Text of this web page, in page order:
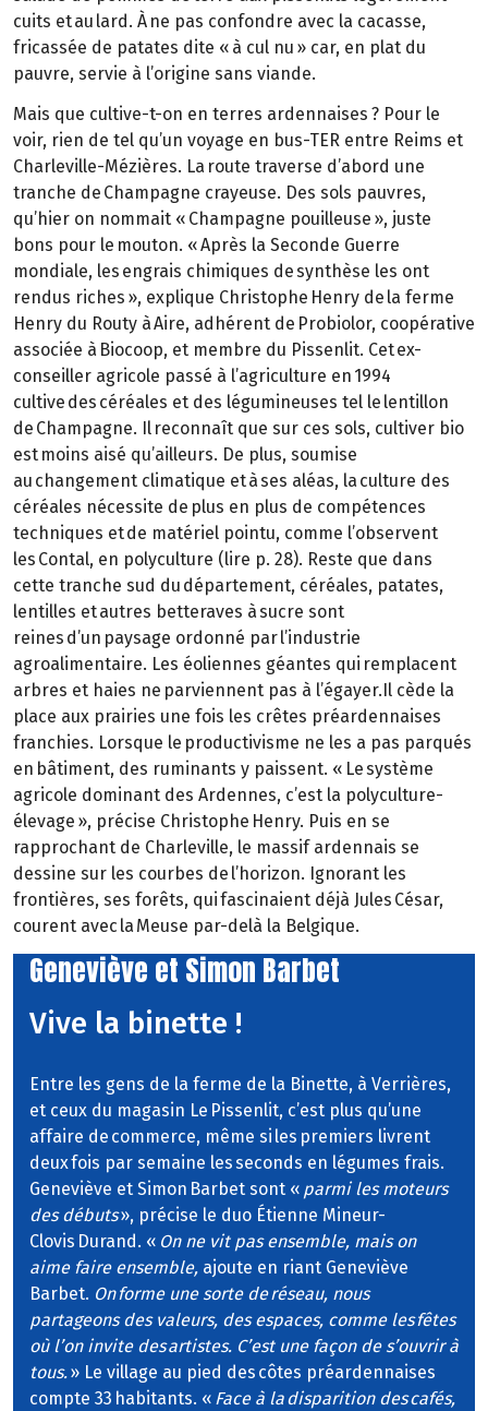
cuits et au lard. À ne pas confondre avec la cacasse,
fricassée de patates dite « à cul nu » car, en plat du
pauvre, servie à l’origine sans viande.
Mais que cultive-t-on en terres ardennaises ? Pour le
voir, rien de tel qu’un voyage en bus-TER entre Reims et
Charleville-Mézières. La route traverse d’abord une
tranche de Champagne crayeuse. Des sols pauvres,
qu’hier on nommait « Champagne pouilleuse », juste
bons pour le mouton. « Après la Seconde Guerre
mondiale, les engrais chimiques de synthèse les ont
rendus riches », explique Christophe Henry de la ferme
Henry du Routy à Aire, adhérent de Probiolor, coopérative
associée à Biocoop, et membre du Pissenlit. Cet ex-
conseiller agricole passé à l’agriculture en 1994
cultive des céréales et des légumineuses tel le lentillon
de Champagne. Il reconnaît que sur ces sols, cultiver bio
est moins aisé qu’ailleurs. De plus, soumise
au changement climatique et à ses aléas, la culture des
céréales nécessite de plus en plus de compétences
techniques et de matériel pointu, comme l’observent
les Contal, en polyculture (lire p. 28). Reste que dans
cette tranche sud du département, céréales, patates,
lentilles et autres betteraves à sucre sont
reines d’un paysage ordonné par l’industrie
agroalimentaire. Les éoliennes géantes qui remplacent
arbres et haies ne parviennent pas à l’égayer.Il cède la
place aux prairies une fois les crêtes préardennaises
franchies. Lorsque le productivisme ne les a pas parqués
en bâtiment, des ruminants y paissent. « Le système
agricole dominant des Ardennes, c’est la polyculture-
élevage », précise Christophe Henry. Puis en se
rapprochant de Charleville, le massif ardennais se
dessine sur les courbes de l’horizon. Ignorant les
frontières, ses forêts, qui fascinaient déjà Jules César,
courent avec la Meuse par-delà la Belgique.
Geneviève et Simon Barbet
Vive la binette !
Entre les gens de la ferme de la Binette, à Verrières,
et ceux du magasin Le Pissenlit, c’est plus qu’une
affaire de commerce, même si les premiers livrent
deux fois par semaine les seconds en légumes frais.
Geneviève et Simon Barbet sont « parmi les moteurs
des débuts», précise le duo Étienne Mineur-
Clovis Durand. « On ne vit pas ensemble, mais on
aime faire ensemble, ajoute en riant Geneviève
Barbet. On forme une sorte de réseau, nous
partageons des valeurs, des espaces, comme les fêtes
où l’on invite des artistes. C’est une façon de s’ouvrir à
tous.» Le village au pied des côtes préardennaises
compte 33 habitants. « Face à la disparition des cafés,